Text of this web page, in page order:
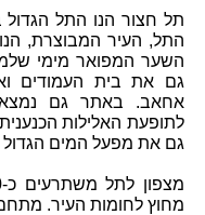
תל חצור הנו התל הגדול
השער המפואר מימי
גם את בית העמודים
אחאב. באתר גם
לתופעת האלילות
גם את מפעל המים הגדול
מחוץ לחומות העיר.